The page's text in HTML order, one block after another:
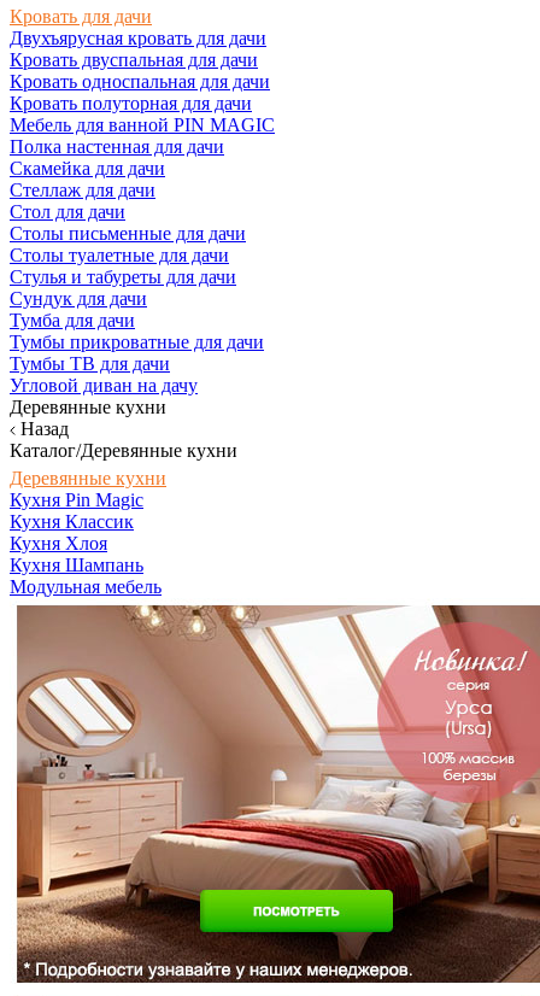
Кровать для дачи
Двухъярусная кровать для дачи
Кровать двуспальная для дачи
Кровать односпальная для дачи
Кровать полуторная для дачи
Мебель для ванной PIN MAGIC
Полка настенная для дачи
Скамейка для дачи
Стеллаж для дачи
Стол для дачи
Столы письменные для дачи
Столы туалетные для дачи
Стулья и табуреты для дачи
Сундук для дачи
Тумба для дачи
Тумбы прикроватные для дачи
Тумбы ТВ для дачи
Угловой диван на дачу
Деревянные кухни
Назад
Каталог/Деревянные кухни
Деревянные кухни
Кухня Pin Magic
Кухня Классик
Кухня Хлоя
Кухня Шампань
Модульная мебель